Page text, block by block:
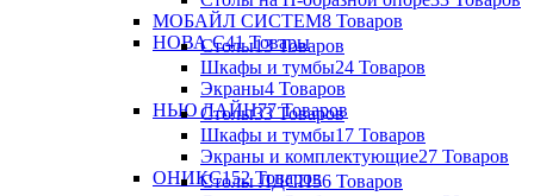
МОБАЙЛ СИСТЕМ8 Товаров
НОВА С41 Товары
Столы13 Товаров
Шкафы и тумбы24 Товаров
Экраны4 Товаров
НЬЮ ЛАЙН77 Товаров
Столы33 Товаров
Шкафы и тумбы17 Товаров
Экраны и комплектующие27 Товаров
ОНИКС152 Товаров
Столы ЛДСП56 Товаров